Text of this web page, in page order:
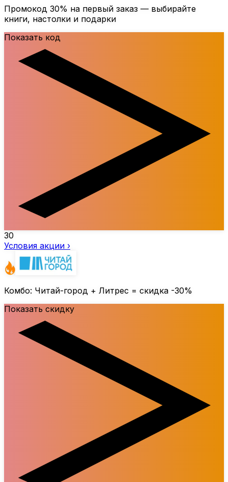
Промокод 30% на первый заказ — выбирайте
книги, настолки и подарки
Показать код
30
Условия акции ›
Комбо: Читай-город + Литрес = скидка -30%
Показать скидку